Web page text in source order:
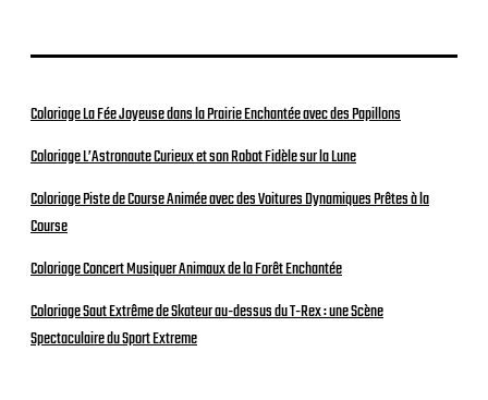
Coloriage La Fée Joyeuse dans la Prairie Enchantée avec des Papillons
Coloriage L’Astronaute Curieux et son Robot Fidèle sur la Lune
Coloriage Piste de Course Animée avec des Voitures Dynamiques Prêtes à la
Course
Coloriage Concert Musiquer Animaux de la Forêt Enchantée
Coloriage Saut Extrême de Skateur au-dessus du T-Rex : une Scène
Spectaculaire du Sport Extreme